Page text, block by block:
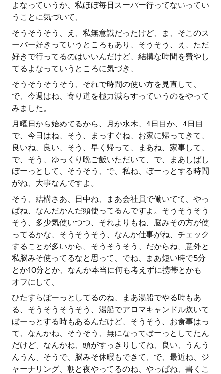
よなっていうか、私ほぼ毎日スーパー行ってないってい
うことに気づいて、
そうそうそう、え、私無意識だったけど、ま、そこのス
ーパー好きっていうところもあり、そうそう、え、ただ
好きで行ってるのはいいんだけど、結構な時間を費やし
てるよなっていうところに気づき、
そうそうそうそう、それで時間の使い方を見直して、
で、今週はね、寄り道を極力減らすっていうのをやって
みました。
月曜日から始めてるから、月か水木、4日目か、4日目
で、今日はね、そう、まっすぐね、お家に帰ってきて、
良いね、良い、そう、早く帰って、まあね、家事して、
で、そう、ゆっくり晩ご飯いただいて、で、まあしばし
ぼーっとして、そうそう、で、私ね、ぼーっとする時間
がね、大事なんですよ。
そう、結構さあ、日中ね、まあ会社員で働いてて、やっ
ぱね、なんだかんだ頭使ってるんですよ。そうそうそう
そう、多少気使いつつ、それよりもね、脳みその方が使
ってるかな、そうそうそう、なんか仕事がね、チェック
することが多いから、そうそうそう、だからね、意外と
私脳みそ使ってるなと思って、でね、まあ短い時で5分
とか10分とか、なんか本当に何も考えずに携帯とかも
オフにして、
ひたすらぼーっとしてるのね、まあ湯船でやる時もあ
る、そうそうそうそう、湯船でアロマキャンドル炊いて
ぼーっとする時もあるんだけど、そうそう、お食事はっ
て、なんかね、そうそう、無になってぼーっとしてたん
だけど、なんかね、頭がすっきりしてね、良い、うんう
んうん、そうで、脳みそ休暇もできて、で、最近ね、ジ
ャーナリング、朝と夜やってるのね、やっぱね、書くこ